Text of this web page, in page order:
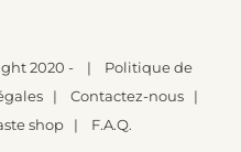
2020 - | Politique de
| Contactez-nous |
shop | F.A.Q.